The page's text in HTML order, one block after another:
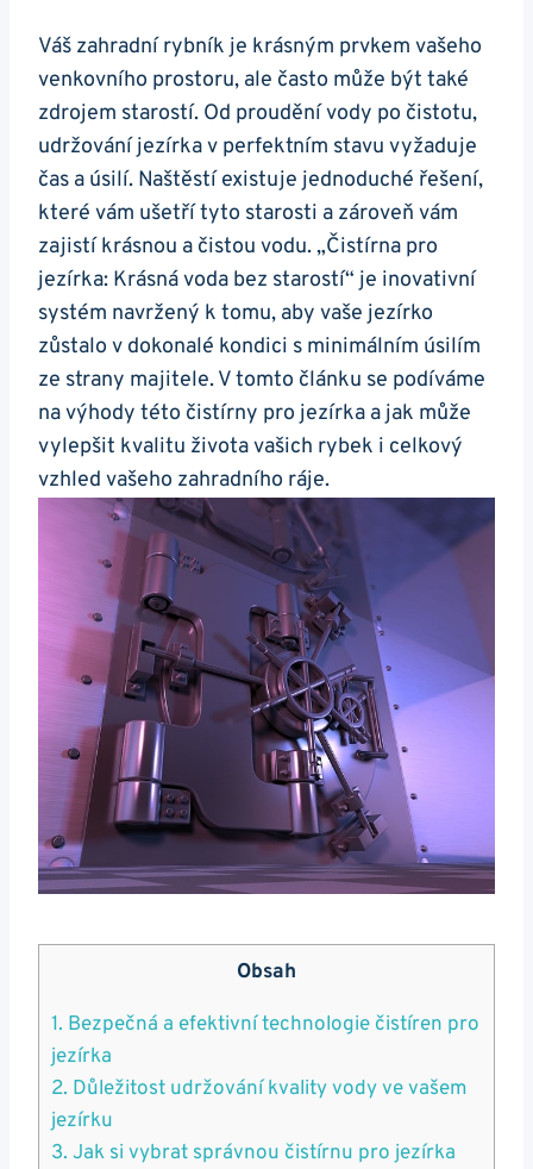
Váš zahradní rybník je krásným prvkem vašeho
venkovního prostoru, ale často může být také
zdrojem starostí. Od proudění vody po čistotu,
udržování jezírka v perfektním stavu vyžaduje
čas a úsilí. Naštěstí existuje jednoduché řešení,
které vám ušetří tyto starosti a zároveň vám
zajistí krásnou a čistou vodu. „Čistírna pro
jezírka: Krásná voda bez starostí“ je inovativní
systém navržený k tomu, aby vaše jezírko
zůstalo v dokonalé kondici s minimálním úsilím
ze strany majitele. V tomto článku se podíváme
na výhody této čistírny pro jezírka a jak může
vylepšit kvalitu života vašich rybek i celkový
vzhled vašeho zahradního ráje.
Obsah
1. Bezpečná a efektivní technologie čistíren pro
jezírka
2. Důležitost udržování kvality vody ve vašem
jezírku
3. Jak si vybrat správnou čistírnu pro jezírka